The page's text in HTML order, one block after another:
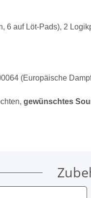
6 auf Löt-Pads), 2
(Europäische
gewünschtes